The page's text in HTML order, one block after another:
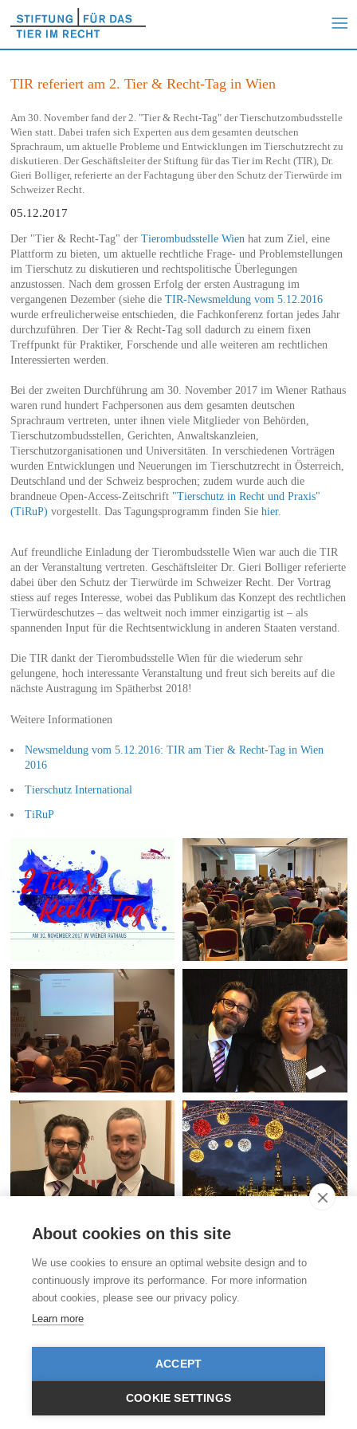
TIR referiert am 2. Tier & Recht-Tag in Wien
Am 30. November fand der 2. "Tier & Recht-Tag" der Tierschutzombudsstelle
Wien statt. Dabei trafen sich Experten aus dem gesamten deutschen
Sprachraum, um aktuelle Probleme und Entwicklungen im Tierschutzrecht zu
diskutieren. Der Geschäftsleiter der Stiftung für das Tier im Recht (TIR), Dr.
Gieri Bolliger, referierte an der Fachtagung über den Schutz der Tierwürde im
Schweizer Recht.
05.12.2017
Der "Tier & Recht-Tag" der Tierombudsstelle Wien hat zum Ziel, eine
Plattform zu bieten, um aktuelle rechtliche Frage- und Problemstellungen
im Tierschutz zu diskutieren und rechtspolitische Überlegungen
anzustossen. Nach dem grossen Erfolg der ersten Austragung im
vergangenen Dezember (siehe die TIR-Newsmeldung vom 5.12.2016
wurde erfreulicherweise entschieden, die Fachkonferenz fortan jedes Jahr
durchzuführen. Der Tier & Recht-Tag soll dadurch zu einem fixen
Treffpunkt für Praktiker, Forschende und alle weiteren am rechtlichen
Interessierten werden.
Bei der zweiten Durchführung am 30. November 2017 im Wiener Rathaus
waren rund hundert Fachpersonen aus dem gesamten deutschen
Sprachraum vertreten, unter ihnen viele Mitglieder von Behörden,
Tierschutzombudsstellen, Gerichten, Anwaltskanzleien,
Tierschutzorganisationen und Universitäten. In verschiedenen Vorträgen
wurden Entwicklungen und Neuerungen im Tierschutzrecht in Österreich,
Deutschland und der Schweiz besprochen; zudem wurde auch die
brandneue Open-Access-Zeitschrift "Tierschutz in Recht und Praxis"
(TiRuP) vorgestellt. Das Tagungsprogramm finden Sie hier.
Auf freundliche Einladung der Tierombudsstelle Wien war auch die TIR
an der Veranstaltung vertreten. Geschäftsleiter Dr. Gieri Bolliger referierte
dabei über den Schutz der Tierwürde im Schweizer Recht. Der Vortrag
stiess auf reges Interesse, wobei das Publikum das Konzept des rechtlichen
Tierwürdeschutzes – das weltweit noch immer einzigartig ist – als
spannenden Input für die Rechtsentwicklung in anderen Staaten verstand.
Die TIR dankt der Tierombudsstelle Wien für die wiederum sehr
gelungene, hoch interessante Veranstaltung und freut sich bereits auf die
nächste Austragung im Spätherbst 2018!
Weitere Informationen
Newsmeldung vom 5.12.2016: TIR am Tier & Recht-Tag in Wien
2016
Tierschutz International
TiRuP
Stiftung für das Tier im Recht (TIR)
Rigistrasse 9
CH - 8006 Zürich
info@tierimrecht.org
Ihre Spende kann von den Steuern abgezogen werden.
IBAN: CH17 0900 0000 8770 0700 7, PostFinance CHF
© TIR / Impressum und Datenschutz
About cookies on this site
We use cookies to ensure an optimal website design and to
continuously improve its performance. For more information
about cookies, please see our privacy policy.
Learn more
ACCEPT
COOKIE SETTINGS